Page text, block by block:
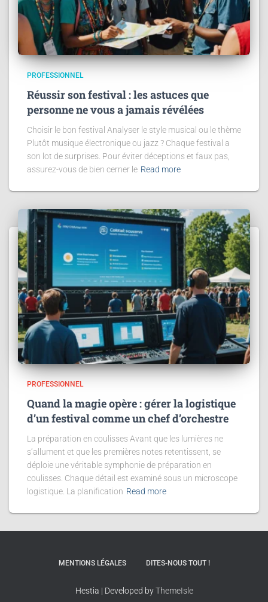
PROFESSIONNEL
Réussir son festival : les astuces que
personne ne vous a jamais révélées
Choisir le bon festival Analyser le style musical ou le thème
Plutôt musique électronique ou jazz ? Chaque festival a
son lot de surprises. Pour éviter déceptions et faux pas,
assurez-vous de bien cerner le Read more
PROFESSIONNEL
Quand la magie opère : gérer la logistique
d’un festival comme un chef d’orchestre
La préparation en coulisses Avant que les lumières ne
s’allument et que les premières notes retentissent, se
déploie une véritable symphonie de préparation en
coulisses. Chaque détail est examiné sous un microscope
logistique. La planification Read more
MENTIONS LÉGALES DITES-NOUS TOUT !
Hestia | Developed byThemeIsle